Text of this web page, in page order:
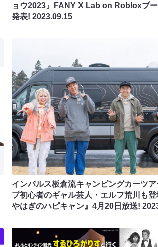
ョウ2023』FANY X Lab on Robloxブ
発表! 2023.09.15
インパルス板倉流キャンピングカーツ
プ初心者のギャル芸人・エルフ荒川も
やはぎのハピキャン』4月20日放送!